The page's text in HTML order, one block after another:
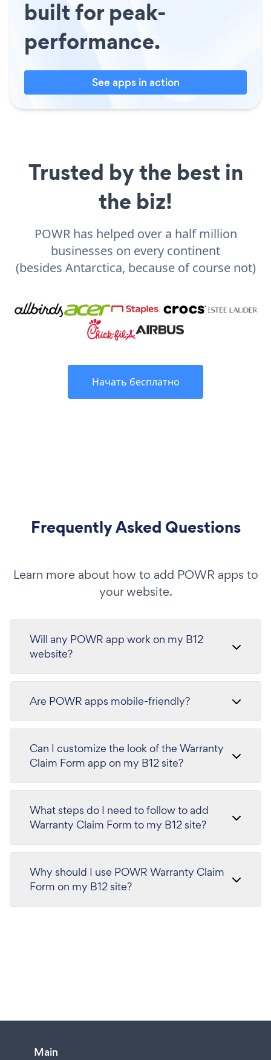
built for peak-
performance.
See apps in action
Trusted by the best in
the biz!
POWR has helped over a half million
businesses on every continent
(besides Antarctica, because of course not)
Начать бесплатно
Frequently Asked Questions
Learn more about how to add POWR apps to
your website.
Will any POWR app work on my B12
website?
Are POWR apps mobile-friendly?
Can I customize the look of the Warranty
Claim Form app on my B12 site?
What steps do I need to follow to add
Warranty Claim Form to my B12 site?
Why should I use POWR Warranty Claim
Form on my B12 site?
Main